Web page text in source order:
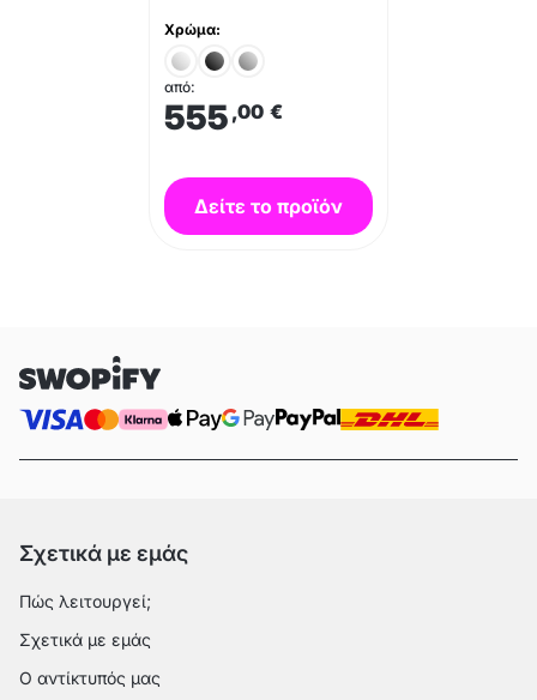
Χρώμα:
από:
555 ,00 €
Δείτε το προϊόν
Σχετικά με εμάς
Πώς λειτουργεί;
Σχετικά με εμάς
Ο αντίκτυπός μας